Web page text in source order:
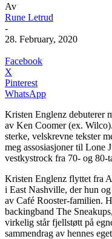
Av
Rune Letrud
-
28. February, 2020
Facebook
X
Pinterest
WhatsApp
Kristen Englenz debuterer
av Ken Coomer (ex.
sterke, velskrevne tekster
meg assosiasjoner til Lone
vestkystrock fra 70- og 80-
Kristen Englenz flyttet fra
i East Nashville, der hun
av Café Rooster-familien.
backingband The
virkelig står fjellstøtt på
sammendrag av hennes